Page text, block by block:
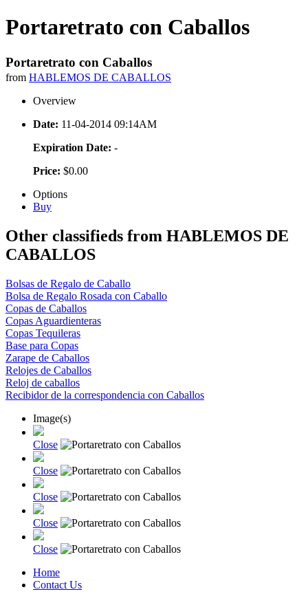
Portaretrato con Caballos
Portaretrato con Caballos
from HABLEMOS DE CABALLOS
Overview
Date: 11-04-2014 09:14AM
Expiration Date: -
Price: $0.00
Options
Buy
Other classifieds from HABLEMOS DE
CABALLOS
Bolsas de Regalo de Caballo
Bolsa de Regalo Rosada con Caballo
Copas de Caballos
Copas Aguardienteras
Copas Tequileras
Base para Copas
Zarape de Caballos
Relojes de Caballos
Reloj de caballos
Recibidor de la correspondencia con Caballos
Image(s)
Close
Close
Close
Close
Close
Home
Contact Us